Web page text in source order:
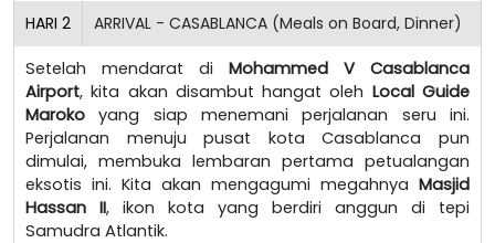
HARI 2 ARRIVAL - CASABLANCA (Meals on Board, Dinner)
Setelah mendarat di Mohammed V Casablanca
Airport, kita akan disambut hangat oleh Local Guide
Maroko yang siap menemani perjalanan seru ini.
Perjalanan menuju pusat kota Casablanca pun
dimulai, membuka lembaran pertama petualangan
eksotis ini. Kita akan mengagumi megahnya Masjid
Hassan II, ikon kota yang berdiri anggun di tepi
Samudra Atlantik.